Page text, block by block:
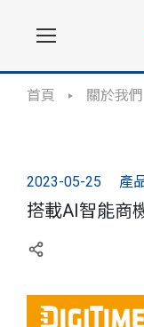
首頁 關於我們
2023-05-25 產
搭載AI智能商